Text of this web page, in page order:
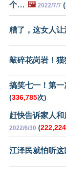
个… 🖼️ 2022/7/7 (
糟了，这女人
敲碎花岗岩！
搞笑七一！第
(336,785次)
赶快告诉家人
2022/6/30 (222,224
江泽民就怕听